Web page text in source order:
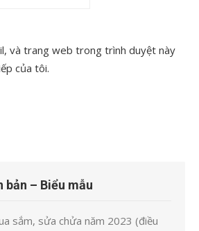
và trang web trong trình duyệt này
của tôi.
bản – Biểu mẫu
sắm, sửa chửa năm 2023 (điều